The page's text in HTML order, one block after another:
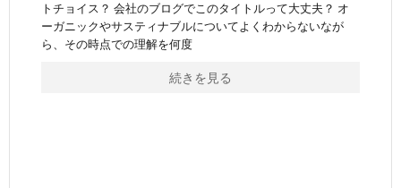
トチョイス？ 会社のブログでこのタイトルって大丈夫？ オ
ーガニックやサスティナブルについてよくわからないなが
ら、その時点での理解を何度
続きを見る